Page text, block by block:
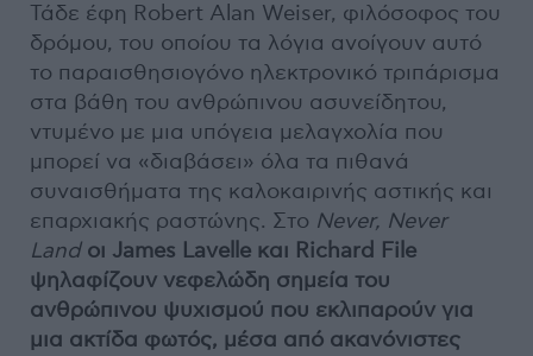
Τάδε έφη Robert Alan Weiser, φιλόσοφος του
δρόμου, του οποίου τα λόγια ανοίγουν αυτό
το παραισθησιογόνο ηλεκτρονικό τριπάρισμα
στα βάθη του ανθρώπινου ασυνείδητου,
ντυμένο με μια υπόγεια μελαγχολία που
μπορεί να «διαβάσει» όλα τα πιθανά
συναισθήματα της καλοκαιρινής αστικής και
επαρχιακής ραστώνης. Στο Never, Never
Land οι James Lavelle και Richard File
ψηλαφίζουν νεφελώδη σημεία του
ανθρώπινου ψυχισμού που εκλιπαρούν για
μια ακτίδα φωτός, μέσα από ακανόνιστες